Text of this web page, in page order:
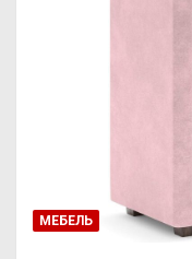
МЕБЕЛЬ